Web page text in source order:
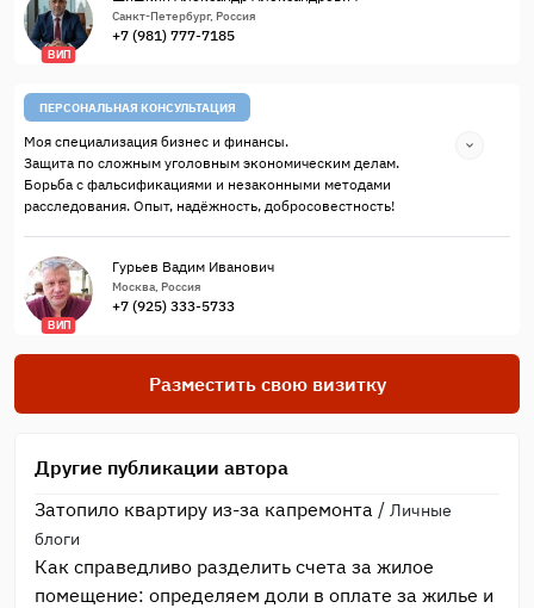
ВИП
Санкт-Петербург, Россия
+7 (981) 777-7185
ПЕРСОНАЛЬНАЯ КОНСУЛЬТАЦИЯ
Моя специализация бизнес и финансы.
Защита по сложным уголовным экономическим делам.
Борьба с фальсификациями и незаконными методами
расследования. Опыт, надёжность, добросовестность!
ВИП
Гурьев Вадим Иванович
Москва, Россия
+7 (925) 333-5733
Разместить свою визитку
Другие публикации автора
Затопило квартиру из-за капремонта / Личные
блоги
Как справедливо разделить счета за жилое
помещение: определяем доли в оплате за жилье и